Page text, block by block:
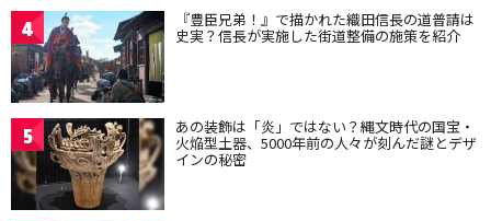
4 『豊臣兄弟！』で描かれた織田信長の道普請は
史実？信長が実施した街道整備の施策を紹介
5 あの装飾は「炎」ではない？縄文時代の国宝・
火焔型土器、5000年前の人々が刻んだ謎とデザ
インの秘密